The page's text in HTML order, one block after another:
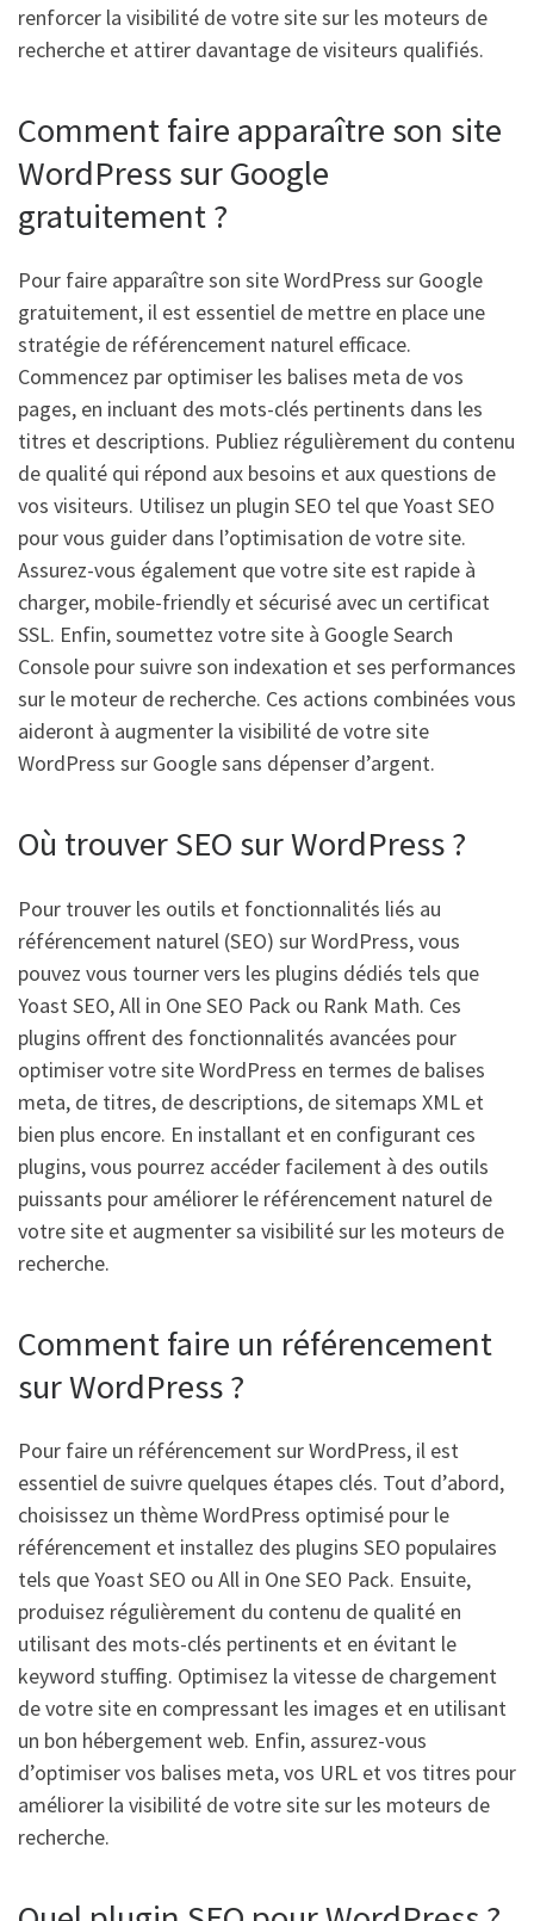
renforcer la visibilité de votre site sur les moteurs de
recherche et attirer davantage de visiteurs qualifiés.
Comment faire apparaître son site
WordPress sur Google
gratuitement ?
Pour faire apparaître son site WordPress sur Google
gratuitement, il est essentiel de mettre en place une
stratégie de référencement naturel efficace.
Commencez par optimiser les balises meta de vos
pages, en incluant des mots-clés pertinents dans les
titres et descriptions. Publiez régulièrement du contenu
de qualité qui répond aux besoins et aux questions de
vos visiteurs. Utilisez un plugin SEO tel que Yoast SEO
pour vous guider dans l’optimisation de votre site.
Assurez-vous également que votre site est rapide à
charger, mobile-friendly et sécurisé avec un certificat
SSL. Enfin, soumettez votre site à Google Search
Console pour suivre son indexation et ses performances
sur le moteur de recherche. Ces actions combinées vous
aideront à augmenter la visibilité de votre site
WordPress sur Google sans dépenser d’argent.
Où trouver SEO sur WordPress ?
Pour trouver les outils et fonctionnalités liés au
référencement naturel (SEO) sur WordPress, vous
pouvez vous tourner vers les plugins dédiés tels que
Yoast SEO, All in One SEO Pack ou Rank Math. Ces
plugins offrent des fonctionnalités avancées pour
optimiser votre site WordPress en termes de balises
meta, de titres, de descriptions, de sitemaps XML et
bien plus encore. En installant et en configurant ces
plugins, vous pourrez accéder facilement à des outils
puissants pour améliorer le référencement naturel de
votre site et augmenter sa visibilité sur les moteurs de
recherche.
Comment faire un référencement
sur WordPress ?
Pour faire un référencement sur WordPress, il est
essentiel de suivre quelques étapes clés. Tout d’abord,
choisissez un thème WordPress optimisé pour le
référencement et installez des plugins SEO populaires
tels que Yoast SEO ou All in One SEO Pack. Ensuite,
produisez régulièrement du contenu de qualité en
utilisant des mots-clés pertinents et en évitant le
keyword stuffing. Optimisez la vitesse de chargement
de votre site en compressant les images et en utilisant
un bon hébergement web. Enfin, assurez-vous
d’optimiser vos balises meta, vos URL et vos titres pour
améliorer la visibilité de votre site sur les moteurs de
recherche.